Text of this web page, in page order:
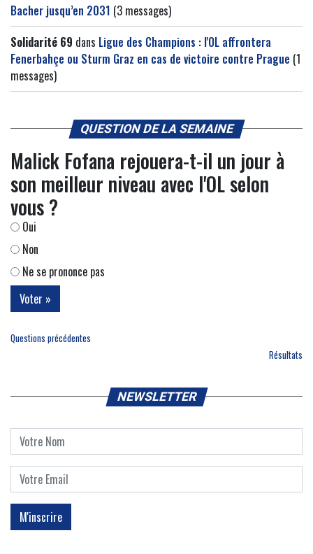
Bacher jusqu’en 2031 (3 messages)
Solidarité 69 dans Ligue des Champions : l'OL affrontera
Fenerbahçe ou Sturm Graz en cas de victoire contre Prague (1
messages)
QUESTION DE LA SEMAINE
Malick Fofana rejouera-t-il un jour à
son meilleur niveau avec l'OL selon
vous ?
Oui
Non
Ne se prononce pas
Questions précédentes
Résultats
NEWSLETTER